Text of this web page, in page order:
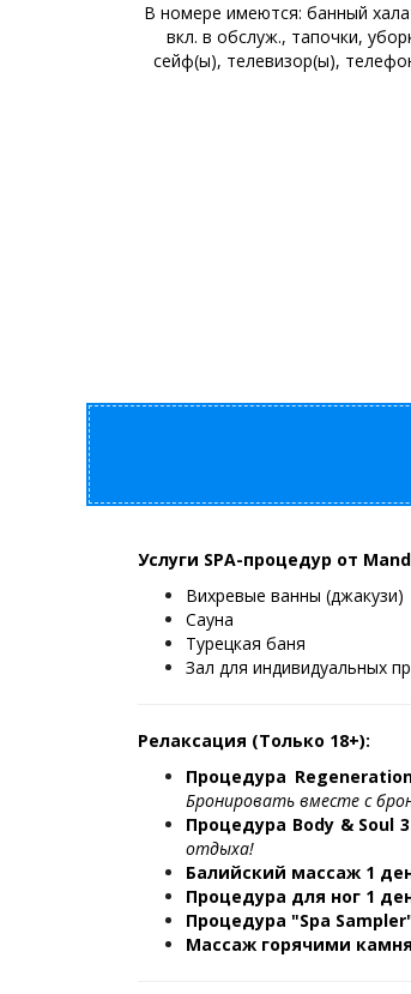
В номере имеются: банный
вкл. в обслуж., тапочки,
сейф(ы), телевизор(ы),
Услуги SPA-процедур от
Вихревые ванны (джакузи)
Сауна
Турецкая баня
Зал для индивидуальных
Релаксация (Только 18+):
Процедура
Бронировать вместе с
Процедура Body & Soul
отдыха!
Балийский массаж 1
Процедура для ног 1
Процедура "Spa
Массаж горячими